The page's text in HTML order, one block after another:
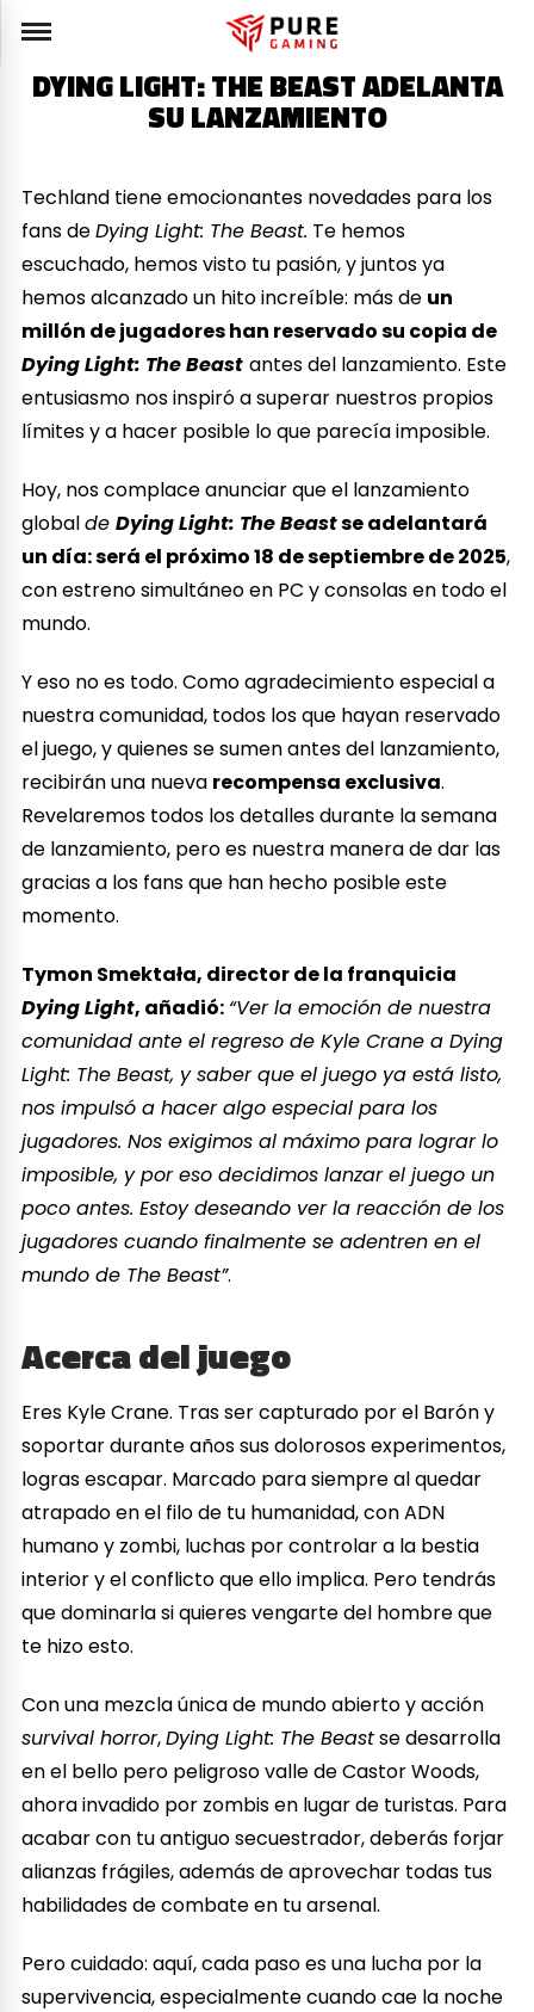
DYING LIGHT: THE BEAST ADELANTA
SU LANZAMIENTO
Techland tiene emocionantes novedades para los
fans deDying Light: The Beast. Te hemos
escuchado, hemos visto tu pasión, y juntos ya
hemos alcanzado un hito increíble: más de un
millón de jugadores han reservado su copia de
Dying Light: The Beast antes del lanzamiento. Este
entusiasmo nos inspiró a superar nuestros propios
límites y a hacer posible lo que parecía imposible.
Hoy, nos complace anunciar que el lanzamiento
globaldeDying Light: The Beastse adelantará
un día: será el próximo 18 de septiembre de 2025,
con estreno simultáneo en PC y consolas en todo el
mundo.
Y eso no es todo. Como agradecimiento especial a
nuestra comunidad, todos los que hayan reservado
el juego, y quienes se sumen antes del lanzamiento,
recibirán una nueva recompensa exclusiva.
Revelaremos todos los detalles durante la semana
de lanzamiento, pero es nuestra manera de dar las
gracias a los fans que han hecho posible este
momento.
Tymon Smektała, director de la franquicia
Dying Light, añadió: “Ver la emoción de nuestra
comunidad ante el regreso de Kyle Crane a Dying
Light: The Beast, y saber que el juego ya está listo,
nos impulsó a hacer algo especial para los
jugadores. Nos exigimos al máximo para lograr lo
imposible, y por eso decidimos lanzar el juego un
poco antes. Estoy deseando ver la reacción de los
jugadores cuando finalmente se adentren en el
mundo de The Beast”.
Acerca del juego
Eres Kyle Crane. Tras ser capturado por el Barón y
soportar durante años sus dolorosos experimentos,
logras escapar. Marcado para siempre al quedar
atrapado en el filo de tu humanidad, con ADN
humano y zombi, luchas por controlar a la bestia
interior y el conflicto que ello implica. Pero tendrás
que dominarla si quieres vengarte del hombre que
te hizo esto.
Con una mezcla única de mundo abierto y acción
survival horror,Dying Light: The Beastse desarrolla
en el bello pero peligroso valle de Castor Woods,
ahora invadido por zombis en lugar de turistas. Para
acabar con tu antiguo secuestrador, deberás forjar
alianzas frágiles, además de aprovechar todas tus
habilidades de combate en tu arsenal.
Pero cuidado: aquí, cada paso es una lucha por la
supervivencia, especialmente cuando cae la noche